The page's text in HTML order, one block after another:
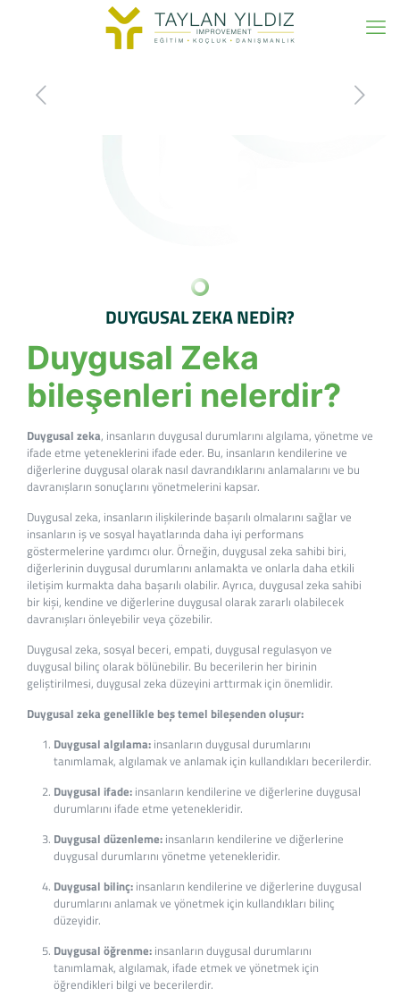
DUYGUSAL ZEKA NEDİR?
Duygusal Zeka
bileşenleri nelerdir?
Duygusal zeka, insanların duygusal durumlarını algılama, yönetme ve
ifade etme yeteneklerini ifade eder. Bu, insanların kendilerine ve
diğerlerine duygusal olarak nasıl davrandıklarını anlamalarını ve bu
davranışların sonuçlarını yönetmelerini kapsar.
Duygusal zeka, insanların ilişkilerinde başarılı olmalarını sağlar ve
insanların iş ve sosyal hayatlarında daha iyi performans
göstermelerine yardımcı olur. Örneğin, duygusal zeka sahibi biri,
diğerlerinin duygusal durumlarını anlamakta ve onlarla daha etkili
iletişim kurmakta daha başarılı olabilir. Ayrıca, duygusal zeka sahibi
bir kişi, kendine ve diğerlerine duygusal olarak zararlı olabilecek
davranışları önleyebilir veya çözebilir.
Duygusal zeka, sosyal beceri, empati, duygusal regulasyon ve
duygusal bilinç olarak bölünebilir. Bu becerilerin her birinin
geliştirilmesi, duygusal zeka düzeyini arttırmak için önemlidir.
Duygusal zeka genellikle beş temel bileşenden oluşur:
Duygusal algılama: insanların duygusal durumlarını
tanımlamak, algılamak ve anlamak için kullandıkları becerilerdir.
Duygusal ifade: insanların kendilerine ve diğerlerine duygusal
durumlarını ifade etme yetenekleridir.
Duygusal düzenleme: insanların kendilerine ve diğerlerine
duygusal durumlarını yönetme yetenekleridir.
Duygusal bilinç: insanların kendilerine ve diğerlerine duygusal
durumlarını anlamak ve yönetmek için kullandıkları bilinç
düzeyidir.
Duygusal öğrenme: insanların duygusal durumlarını
tanımlamak, algılamak, ifade etmek ve yönetmek için
öğrendikleri bilgi ve becerilerdir.